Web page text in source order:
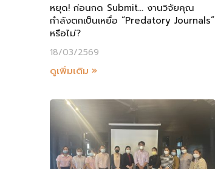
หยุด! ก่อนกด Submit… งานวิจัยคุณ
กำลังตกเป็นเหยื่อ “Predatory Journals”
หรือไม่?
18/03/2569
ดูเพิ่มเติม »